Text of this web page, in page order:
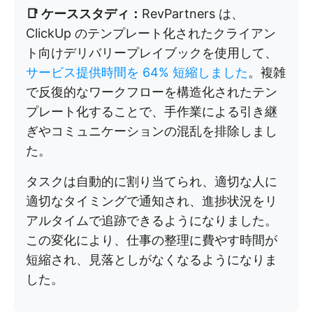
📑 ケーススタディ： RevPartners は、
ClickUp のテンプレート化されたクライアン
ト向けデリバリープレイブックを使用して、
サービス提供時間を 64% 短縮しました。複雑
で反復的なワークフローを構造化されたテン
プレート化することで、手作業による引き継
ぎやコミュニケーションの混乱を排除しまし
た。
タスクは自動的に割り当てられ、適切な人に
適切なタイミングで通知され、進捗状況をリ
アルタイムで追跡できるようになりました。
この変化により、仕事の整理に費やす時間が
短縮され、見落としがなくなるようになりま
した。